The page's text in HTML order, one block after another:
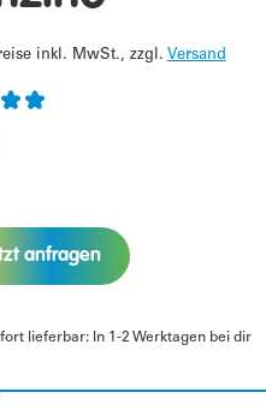
inkl. MwSt., zzgl. Versand
anfragen
lieferbar: In 1-2 Werktagen bei dir